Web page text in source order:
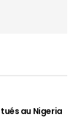
au Nigeria